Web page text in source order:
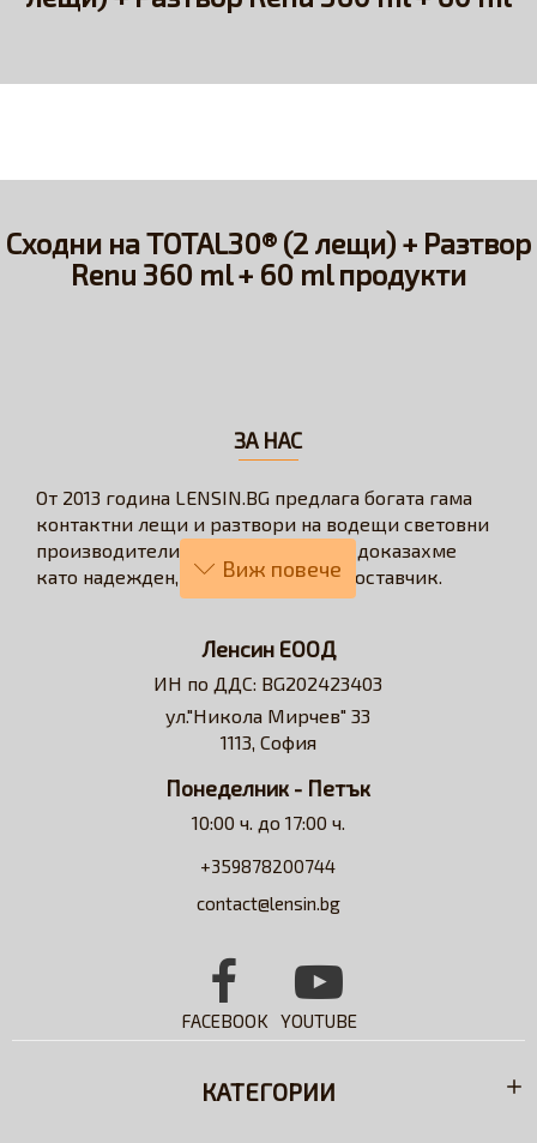
Сходни на TOTAL30® (2 лещи) + Разтвор
Renu 360 ml + 60 ml продукти
ЗА НАС
От 2013 година LENSIN.BG предлага богата гама
контактни лещи и разтвори на водещи световни
производители. През годините се доказахме
като надежден, бърз и коректен доставчик.
пазаруването в бързо, лесно, удобно и изгодно
решение за всеки потребител на контактни лещи.
Достъпни сме за професионални съвети и
съдействие относно избора на контактни лещи и
Ленсин ЕООД
ИН по ДДС: BG202423403
ул."Никола Мирчев" 33
1113, София
Понеделник - Петък
10:00 ч. до 17:00 ч.
+359878200744
contact@lensin.bg
FACEBOOK YOUTUBE
КАТЕГОРИИ